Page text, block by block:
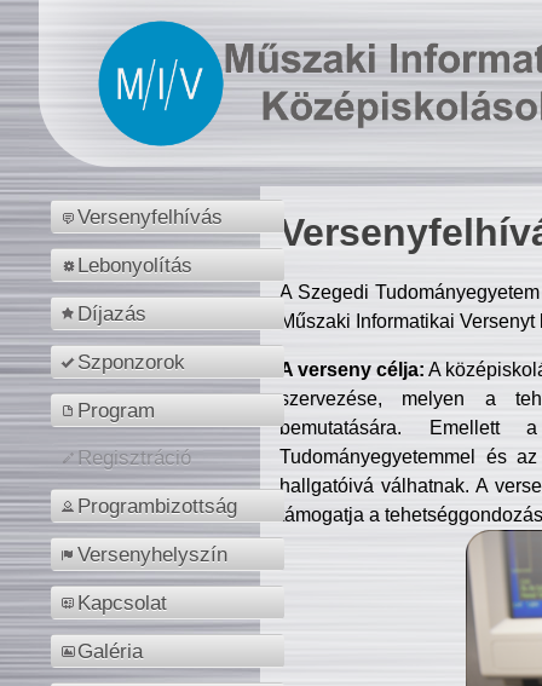
Versenyfelhívás
Lebonyolítás
Díjazás
Szponzorok
Program
Regisztráció
Programbizottság
Versenyhelyszín
Kapcsolat
Galéria
A Szegedi
Műszaki Informatikai
A verseny célja: A
szervezése, melyen a
bemutatására. Emellett
Tudományegyetemmel és
hallgatóivá válhatnak. A
támogatja a